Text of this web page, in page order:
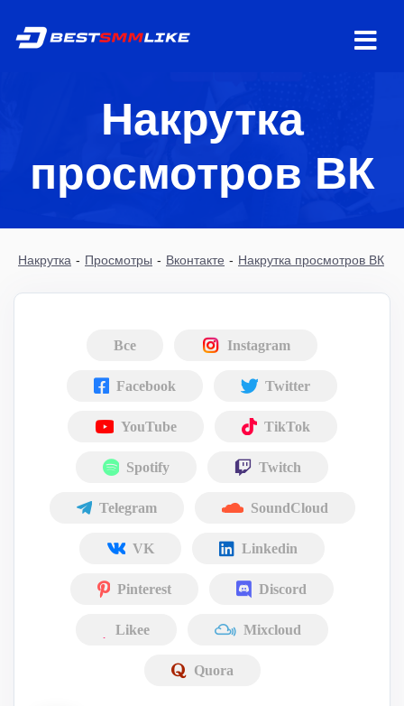
Накрутка
просмотров ВК
Накрутка - Просмотры - Вконтакте - Накрутка просмотров ВК
Все Instagram
Facebook Twitter
YouTube TikTok
Spotify Twitch
Telegram SoundCloud
VK Linkedin
Pinterest Discord
Likee Mixcloud
Quora